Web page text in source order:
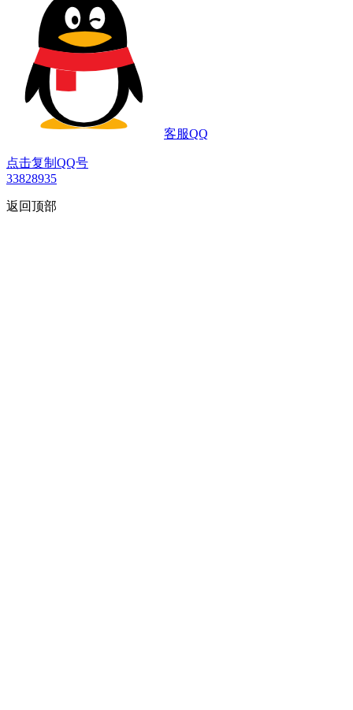
客服QQ
点击复制QQ号
33828935
返回顶部